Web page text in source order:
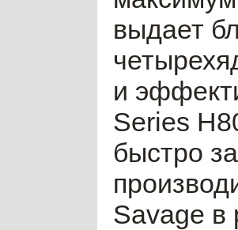
выдает
и
Series
быстро
Savage в